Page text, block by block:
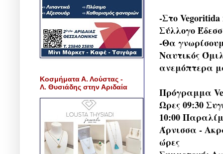
-Στο
Σύλλογο
-Θα
Ναυτικός
ανεμόπτερα
Πρόγραμμα
Ωρες 09:30
10:00
Άρνισσα -
ώρες
Κοσμήματα Α. Λούστας -
Λ. Θυσιάδης στην Αριδαία